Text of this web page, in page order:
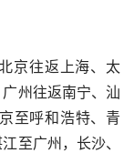
京往返上海、太
州往返南宁、汕
至呼和浩特、青
至广州，长沙、